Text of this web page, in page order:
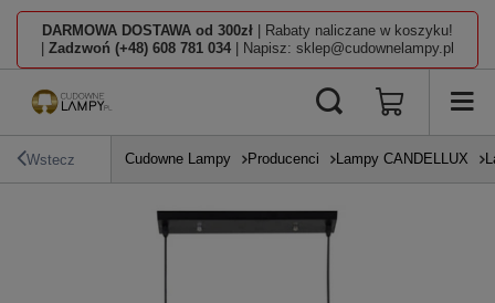
DARMOWA DOSTAWA od 300zł | Rabaty naliczane w koszyku!
Zadzwoń (+48) 608 781 034 | Napisz: sklep@cudownelampy.pl
Wstecz Cudowne Lampy Producenci Lampy CANDELLUX